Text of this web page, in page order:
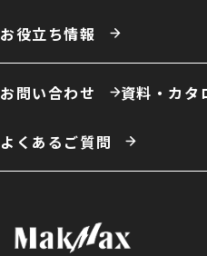
テント倉庫
ハイブリッド倉庫
お役立ち情報
お問い合わせ 資料・カタ
よくあるご質問